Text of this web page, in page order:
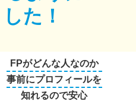
た！
FPがどんな人なのか
事前にプロフィールを
知れるので安心